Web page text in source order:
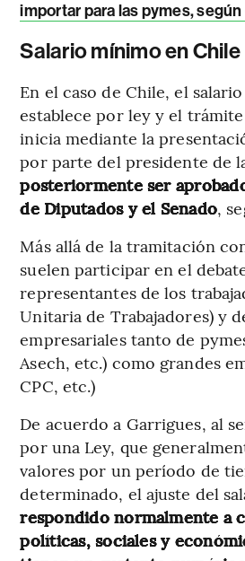
importar para las pymes,
Salario mínimo en Chile
En el caso de Chile, el
establece por ley y el
inicia mediante la
por parte del presidente de
posteriormente ser
de Diputados y el Senado,
Más allá de la tramitación
suelen participar en el
representantes de los
Unitaria de Trabajadores) y
empresariales tanto de
Asech, etc.) como grandes
CPC, etc.)
De acuerdo a Garrigues, al
por una Ley, que
valores por un período de
determinado, el ajuste del
respondido normalmente a
políticas, sociales y